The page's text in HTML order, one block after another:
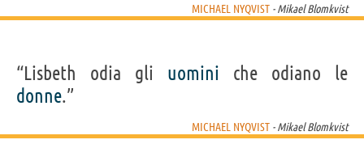
MICHAEL NYQVIST - Mikael Blomkvist
“Lisbeth odia gli uomini che odiano le
donne.”
MICHAEL NYQVIST - Mikael Blomkvist